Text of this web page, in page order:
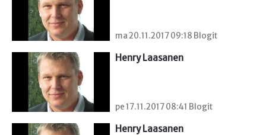
ma 20.11.2017 09:18 Blogit
Henry Laasanen
pe 17.11.2017 08:41 Blogit
Henry Laasanen